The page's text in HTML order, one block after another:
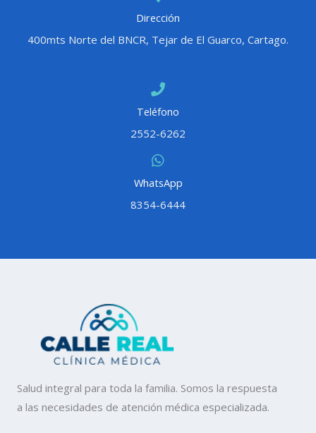
Dirección
400mts Norte del BNCR, Tejar de El Guarco, Cartago.
Teléfono
2552-6262
WhatsApp
8354-6444
Salud integral para toda la familia. Somos la respuesta
a las necesidades de atención médica especializada.